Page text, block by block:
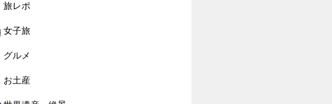
旅レポ
女子旅
グルメ
お土産